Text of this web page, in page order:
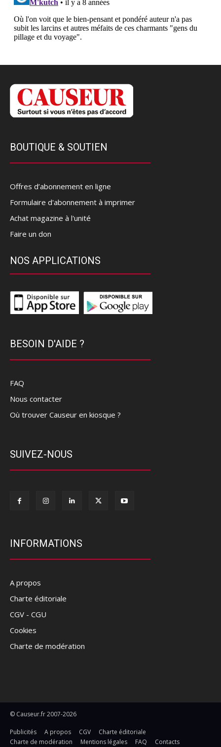
BOUTIQUE & SOUTIEN
Offres d’abonnement en ligne
Formulaire d'abonnement à imprimer
Achat magazine à l'unité
Faire un don
NOS APPLICATIONS
BESOIN D'AIDE ?
FAQ
Nous contacter
Où trouver Causeur en kiosque ?
SUIVEZ-NOUS
INFORMATIONS
A propos
Charte éditoriale
CGV - CGU
Cookies
Charte de modération
© Causeur.fr 2007-2026
Publicités A propos CGV
Charte éditoriale
Charte de modération
Mentions légales FAQ Contacts